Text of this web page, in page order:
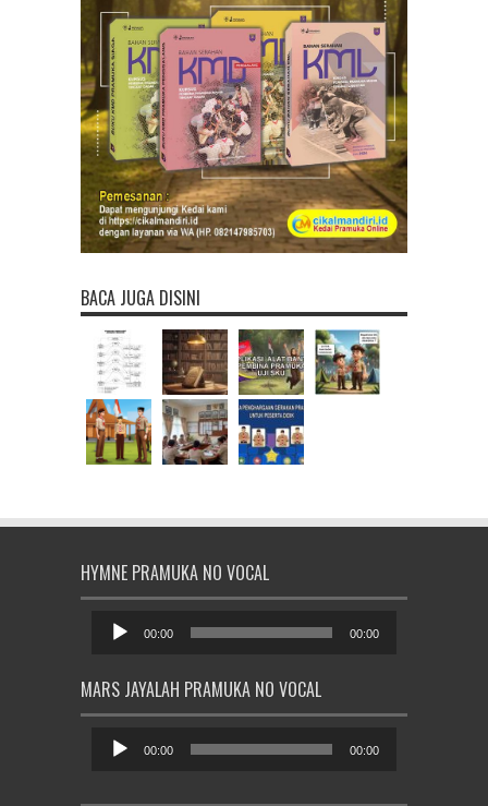
BACA JUGA DISINI
HYMNE PRAMUKA NO VOCAL
Audio
00:00 00:00
MARS JAYALAH PRAMUKA NO VOCAL
Audio
00:00 00:00